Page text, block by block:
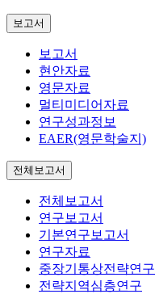
보고서
보고서
현안자료
영문자료
멀티미디어자료
연구성과정보
EAER(영문학술지)
전체보고서
전체보고서
연구보고서
기본연구보고서
연구자료
중장기통상전략연구
전략지역심층연구